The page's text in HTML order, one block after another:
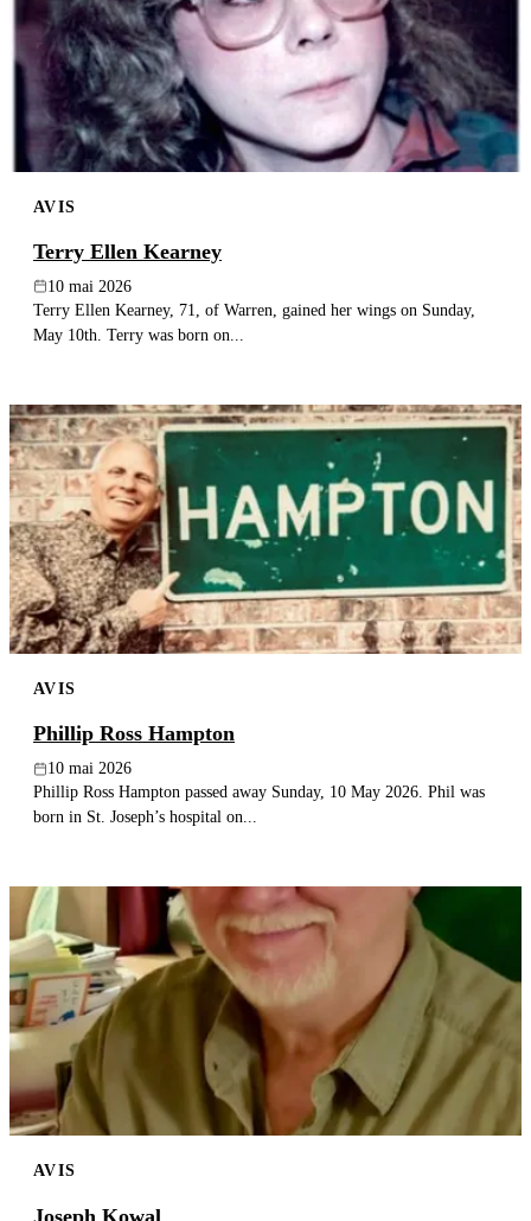
AVIS
Terry Ellen Kearney
10 mai 2026
Terry Ellen Kearney, 71, of Warren, gained her wings on Sunday,
May 10th. Terry was born on...
AVIS
Phillip Ross Hampton
10 mai 2026
Phillip Ross Hampton passed away Sunday, 10 May 2026. Phil was
born in St. Joseph’s hospital on...
AVIS
Joseph Kowal